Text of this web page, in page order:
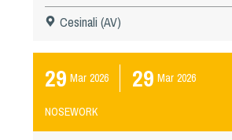
Cesinali (AV)
29 Mar 2026 29 Mar 2026
NOSEWORK